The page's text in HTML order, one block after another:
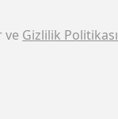
ve Gizlilik Politikası